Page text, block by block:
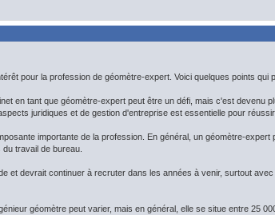
pour la profession de géomètre-expert. Voici quelques points
en tant que géomètre-expert peut être un défi, mais c'est devenu
juridiques et de gestion d'entreprise est essentielle pour réussir.
importante de la profession. En général, un géomètre-
travail de bureau.
et devrait continuer à recruter dans les années à venir, surtout
géomètre peut varier, mais en général, elle se situe entre 25